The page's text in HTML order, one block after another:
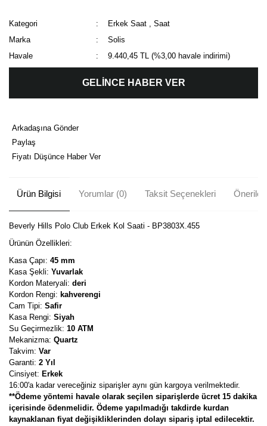
Kategori Erkek Saat ,Saat
Marka
Solis
Havale
9.440,45 TL (%3,00 havale indirimi)
GELİNCE HABER VER
Arkadaşına Gönder
Paylaş
Fiyatı Düşünce Haber Ver
Ürün Bilgisi Yorumlar (0) Taksit Seçenekleri
Beverly Hills Polo Club Erkek Kol Saati - BP3803X.455
Ürünün Özellikleri:
Kasa Çapı: 45 mm
Kasa Şekli: Yuvarlak
Kordon Materyali: deri
Kordon Rengi: kahverengi
Cam Tipi: Safir
Kasa Rengi: Siyah
Su Geçirmezlik: 10 ATM
Mekanizma: Quartz
Takvim: Var
Garanti: 2 Yıl
Cinsiyet: Erkek
16:00'a kadar vereceğiniz siparişler aynı gün kargoya verilmektedir.
**Ödeme yöntemi havale olarak seçilen siparişlerde ücret 15 dakika
içerisinde ödenmelidir. Ödeme yapılmadığı takdirde kurdan
kaynaklanan fiyat değişikliklerinden dolayı sipariş iptal edilecektir.